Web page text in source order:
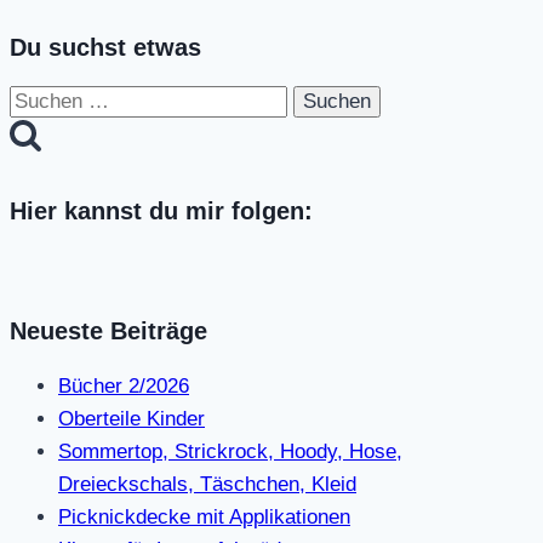
Du suchst etwas
Suchen
nach:
Hier kannst du mir folgen:
Neueste Beiträge
Bücher 2/2026
Oberteile Kinder
Sommertop, Strickrock, Hoody, Hose,
Dreieckschals, Täschchen, Kleid
Picknickdecke mit Applikationen